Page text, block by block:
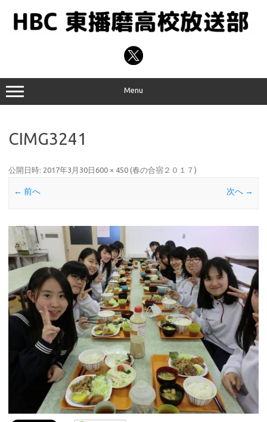
プ
Menu
CIMG3241
公開日時: 2017年3月30日 600 × 450 (春の合宿２０１７ )
← 前へ 次へ →